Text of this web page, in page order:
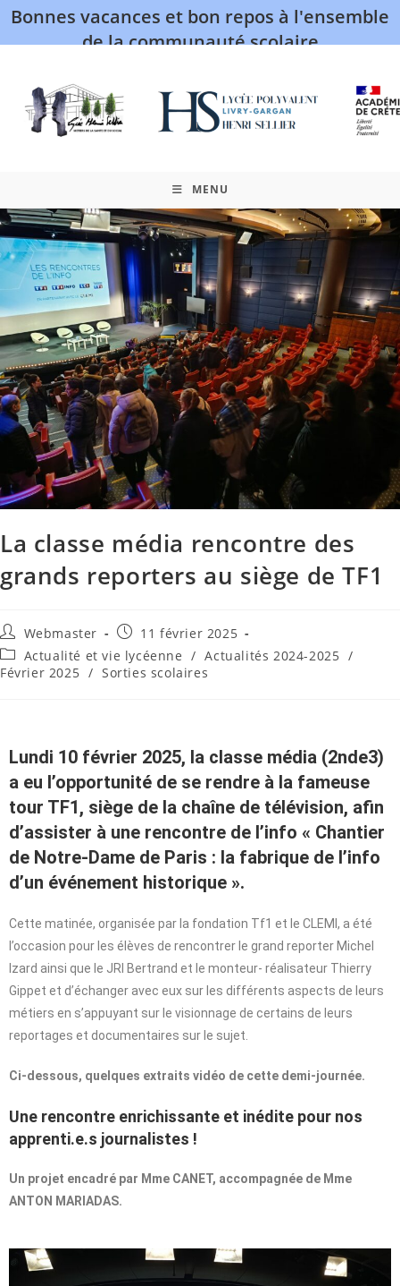
Bonnes vacances et bon repos à l'ensemble
de la communauté scolaire
MENU
La classe média rencontre des
grands reporters au siège de TF1
Webmaster
11 février 2025
Actualité et vie lycéenne / Actualités 2024-2025 /
Février 2025 / Sorties scolaires
Lundi 10 février 2025, la classe média (2nde3)
a eu l’opportunité de se rendre à la fameuse
tour TF1, siège de la chaîne de télévision, afin
d’assister à une rencontre de l’info « Chantier
de Notre-Dame de Paris : la fabrique de l’info
d’un événement historique ».
Cette matinée, organisée par la fondation Tf1 et le CLEMI, a été
l’occasion pour les élèves de rencontrer le grand reporter Michel
Izard ainsi que le JRI Bertrand et le monteur- réalisateur Thierry
Gippet et d’échanger avec eux sur les différents aspects de leurs
métiers en s’appuyant sur le visionnage de certains de leurs
reportages et documentaires sur le sujet.
Ci-dessous, quelques extraits vidéo de cette demi-journée.
Une rencontre enrichissante et inédite pour nos
apprenti.e.s journalistes !
Un projet encadré par Mme CANET, accompagnée de Mme
ANTON MARIADAS.